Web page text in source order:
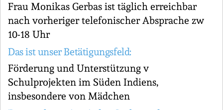
Frau Monikas Gerbas ist täglich erreichbar
nach vorheriger telefonischer Absprache zw
10-18 Uhr
Das ist unser Betätigungsfeld:
Förderung und Unterstützung v
Schulprojekten im Süden Indiens,
insbesondere von Mädchen